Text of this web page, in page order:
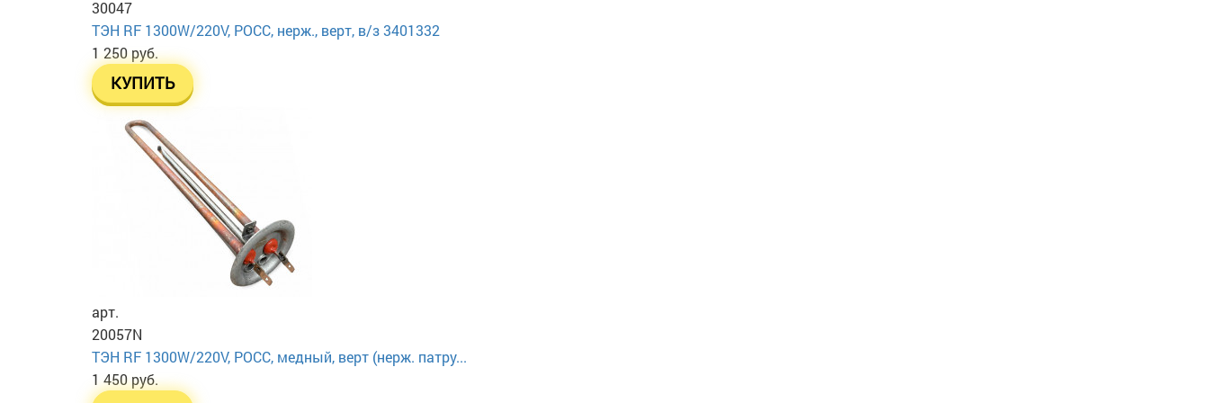
30047
ТЭН RF 1300W/220V, РОСС, нерж., верт, в/з 3401332
1 250 руб.
КУПИТЬ
арт.
20057N
ТЭН RF 1300W/220V, РОСС, медный, верт (нерж. патру...
1 450 руб.